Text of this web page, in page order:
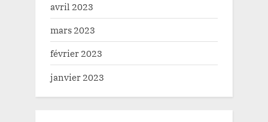
avril 2023
mars 2023
février 2023
janvier 2023